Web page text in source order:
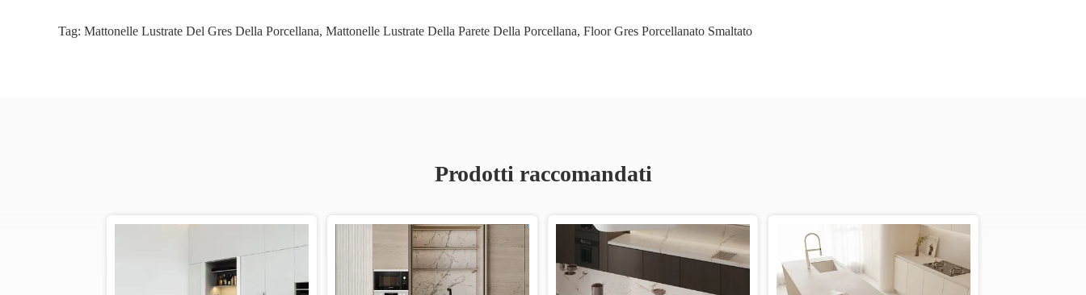
Tag: Mattonelle Lustrate Del Gres Della Porcellana, Mattonelle Lustrate Della Parete Della Porcellana, Floor Gres Porcellanato Smaltato
Prodotti raccomandati